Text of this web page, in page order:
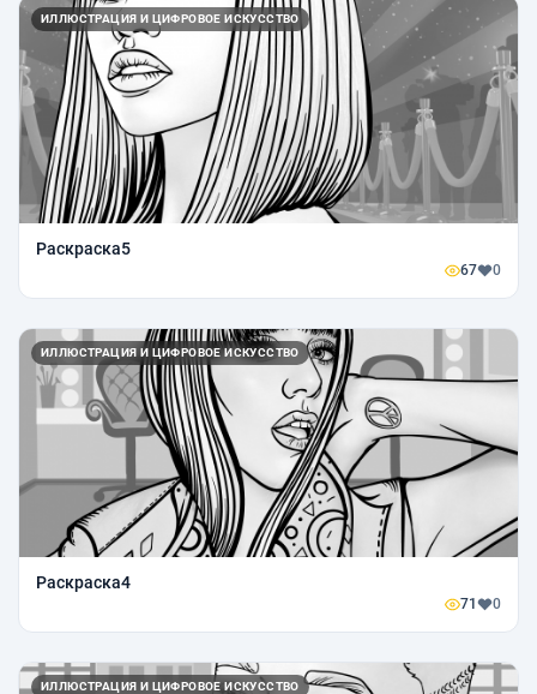
ИЛЛЮСТРАЦИЯ И ЦИФРОВОЕ ИСКУССТВО
Раскраска5
67 0
ИЛЛЮСТРАЦИЯ И ЦИФРОВОЕ ИСКУССТВО
Раскраска4
71 0
ИЛЛЮСТРАЦИЯ И ЦИФРОВОЕ ИСКУССТВО